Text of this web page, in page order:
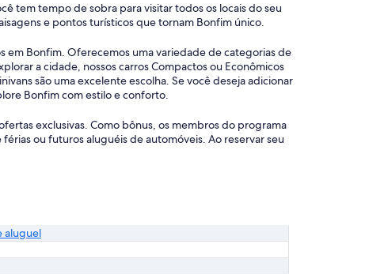
tem tempo de sobra para visitar todos os locais do seu
e pontos turísticos que tornam Bonfim único.
em Bonfim. Oferecemos uma variedade de categorias de
a cidade, nossos carros Compactos ou Econômicos
são uma excelente escolha. Se você deseja adicionar
Bonfim com estilo e conforto.
exclusivas. Como bônus, os membros do programa
ou futuros aluguéis de automóveis. Ao reservar seu
aluguel